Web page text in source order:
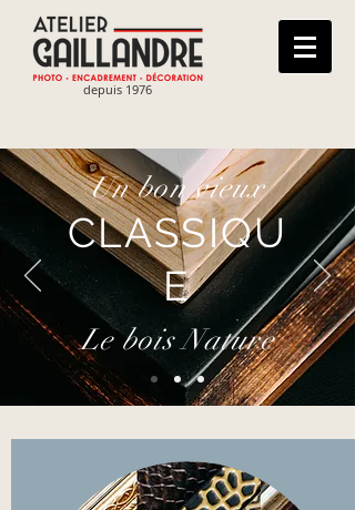
depuis 1976
Un bon vieux
CLASSIQU
E
Le bois Nature